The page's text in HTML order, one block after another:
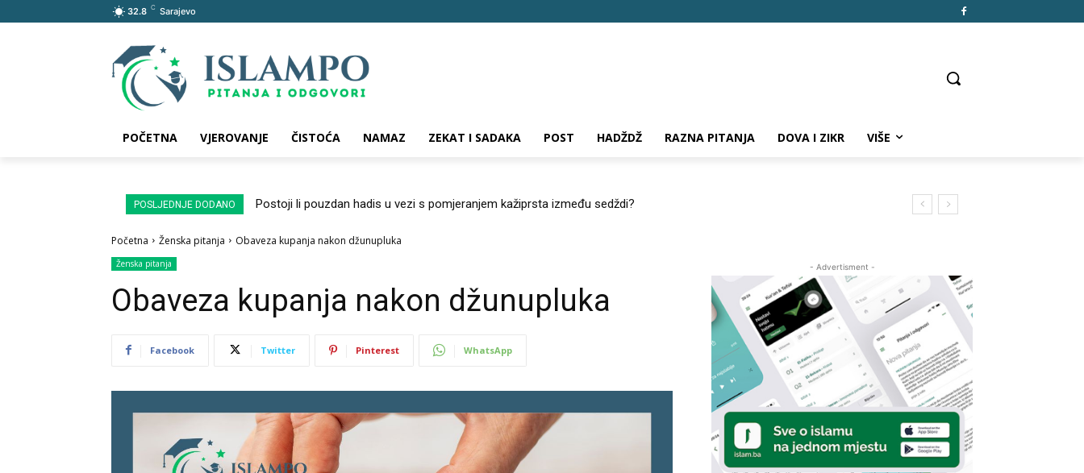
32.8 C Sarajevo
POČETNA VJEROVANJE ČISTOĆA NAMAZ ZEKAT I SADAKA POST HADŽDŽ RAZNA PITANJA DOVA I ZIKR VIŠE
POSLJEDNJE DODANO Postoji li pouzdan hadis u vezi s pomjeranjem kažiprsta između sedždi?
Početna Ženska pitanja Obaveza kupanja nakon džunupluka
Ženska pitanja
Obaveza kupanja nakon džunupluka
Facebook Twitter Pinterest WhatsApp
- Advertisment -